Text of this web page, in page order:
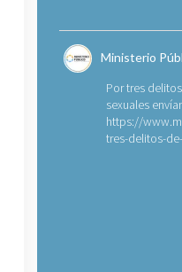
Ministerio
Por tres
sexuales
https://
tres-delitos-